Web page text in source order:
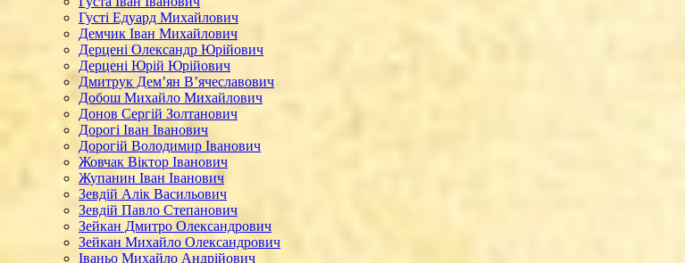
Густі Едуард Михайлович
Демчик Іван Михайлович
Дерцені Олександр Юрійович
Дерцені Юрій Юрійович
Дмитрук Дем’ян В’ячеславович
Добош Михайло Михайлович
Донов Сергій Золтанович
Дорогі Іван Іванович
Дорогій Володимир Іванович
Жовчак Віктор Іванович
Жупанин Іван Іванович
Зевдій Алік Васильович
Зевдій Павло Степанович
Зейкан Дмитро Олександрович
Зейкан Михайло Олександрович
Іваньо Михайло Андрійович